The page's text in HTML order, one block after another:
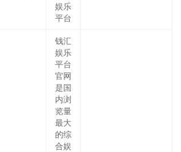
娱乐
平台
钱汇
娱乐
平台
官网
是国
内浏
览量
最大
的综
合娱